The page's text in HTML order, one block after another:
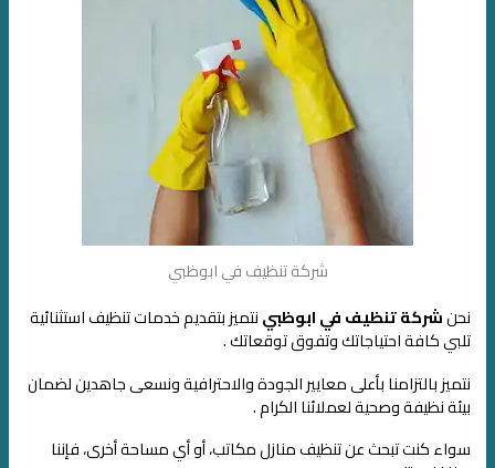
شركة تنظيف في ابوظبي
نحنشركة تنظيف في ابوظبينتميز بتقديم خدمات تنظيف استثنائية
تلبي كافة احتياجاتك وتفوق توقعاتك .
نتميز بالتزامنا بأعلى معايير الجودة والاحترافية ونسعى جاهدين لضمان
بيئة نظيفة وصحية لعملائنا الكرام .
سواء كنت تبحث عن تنظيف منازل مكاتب، أو أي مساحة أخرى، فإننا